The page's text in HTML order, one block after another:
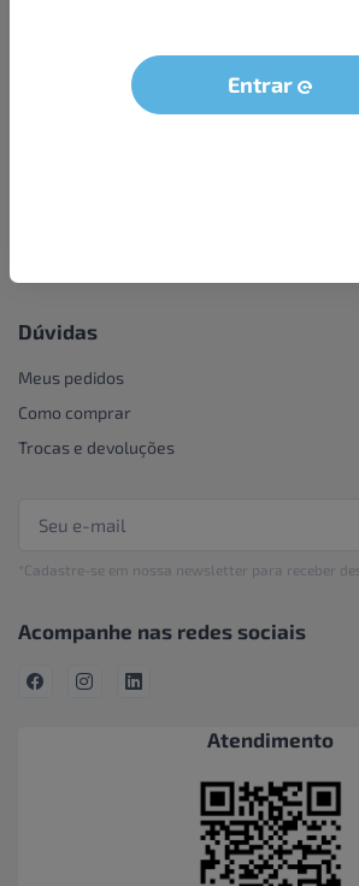
Entrar
Seja um parceiro
LGPD - Solicitação dos dados do titular
Dúvidas
Meus pedidos
Como comprar
Trocas e devoluções
*Cadastre-se em nossa newsletter para receber
Acompanhe nas redes sociais
Atendimento